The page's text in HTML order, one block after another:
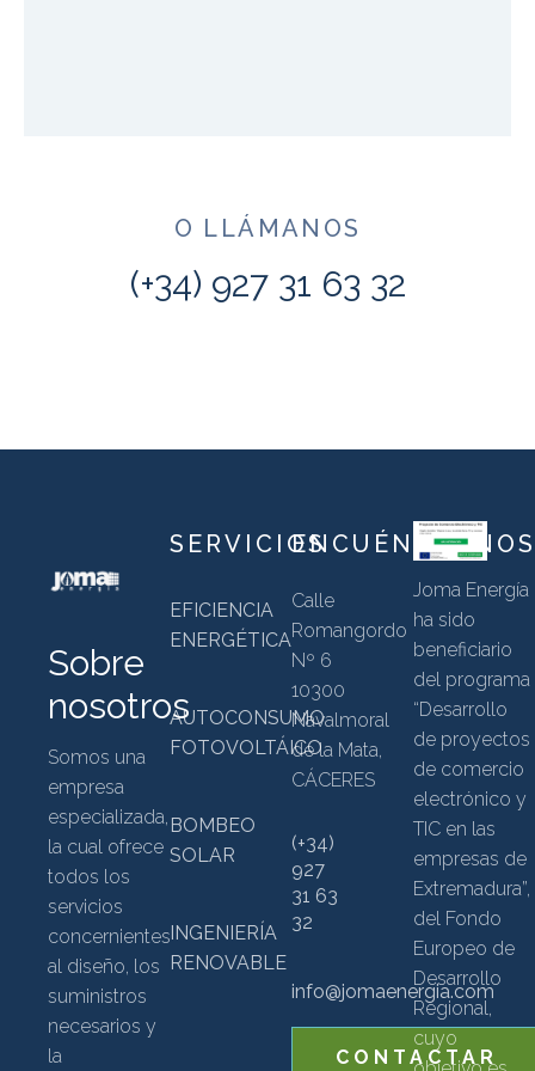
O LLÁMANOS
(+34) 927 31 63 32
Sobre
nosotros
Somos una
empresa
especializada,
la cual ofrece
todos los
servicios
concernientes
al diseño, los
suministros
necesarios y
la
SERVICIOS
EFICIENCIA
ENERGÉTICA
AUTOCONSUMO
FOTOVOLTÁICO
BOMBEO
SOLAR
INGENIERÍA
RENOVABLE
ENCUÉNTRANOS
Calle
Romangordo
Nº 6
10300
Navalmoral
de la Mata,
CÁCERES
(+34)
927
31 63
32
info@jomaenergia.com
CONTACTAR
Joma Energía
ha sido
beneficiario
del programa
“Desarrollo
de proyectos
de comercio
electrónico y
TIC en las
empresas de
Extremadura”,
del Fondo
Europeo de
Desarrollo
Regional,
cuyo